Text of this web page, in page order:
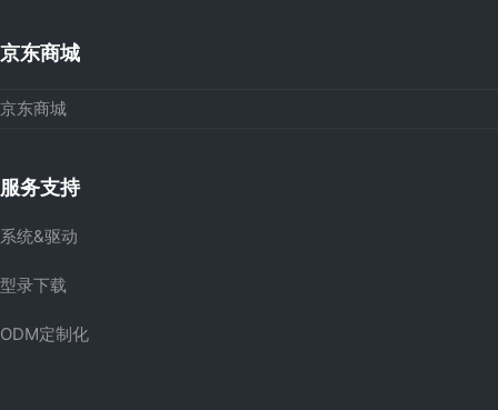
京东商城
京东商城
服务支持
系统&驱动
型录下载
ODM定制化